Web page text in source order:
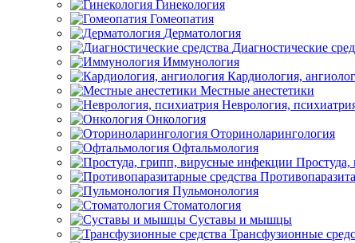
Гинекология
Гомеопатия
Дерматология
Диагностические
Иммунология
Кардиология,
Местные анестетики
Неврология,
Онкология
Оториноларингология
Офтальмология
Пульмонология
Стоматология
Суставы и мышцы
Трансфузионные